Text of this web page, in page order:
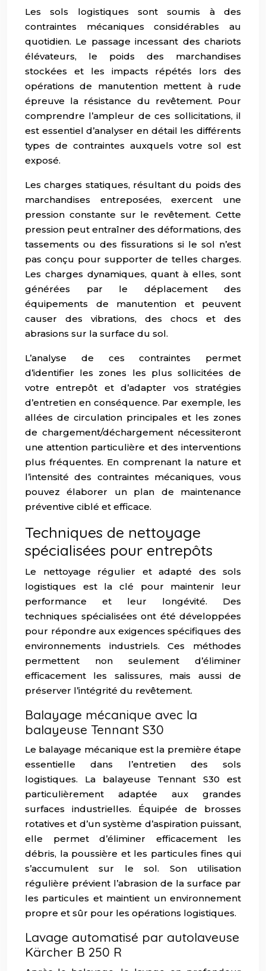
Les sols logistiques sont soumis à des
contraintes mécaniques considérables au
quotidien. Le passage incessant des chariots
élévateurs, le poids des marchandises
stockées et les impacts répétés lors des
opérations de manutention mettent à rude
épreuve la résistance du revêtement. Pour
comprendre l’ampleur de ces sollicitations, il
est essentiel d’analyser en détail les différents
types de contraintes auxquels votre sol est
exposé.
Les charges statiques, résultant du poids des
marchandises entreposées, exercent une
pression constante sur le revêtement. Cette
pression peut entraîner des déformations, des
tassements ou des fissurations si le sol n’est
pas conçu pour supporter de telles charges.
Les charges dynamiques, quant à elles, sont
générées par le déplacement des
équipements de manutention et peuvent
causer des vibrations, des chocs et des
abrasions sur la surface du sol.
L’analyse de ces contraintes permet
d’identifier les zones les plus sollicitées de
votre entrepôt et d’adapter vos stratégies
d’entretien en conséquence. Par exemple, les
allées de circulation principales et les zones
de chargement/déchargement nécessiteront
une attention particulière et des interventions
plus fréquentes. En comprenant la nature et
l’intensité des contraintes mécaniques, vous
pouvez élaborer un plan de maintenance
préventive ciblé et efficace.
Techniques de nettoyage
spécialisées pour entrepôts
Le nettoyage régulier et adapté des sols
logistiques est la clé pour maintenir leur
performance et leur longévité. Des
techniques spécialisées ont été développées
pour répondre aux exigences spécifiques des
environnements industriels. Ces méthodes
permettent non seulement d’éliminer
efficacement les salissures, mais aussi de
préserver l’intégrité du revêtement.
Balayage mécanique avec la
balayeuse Tennant S30
Le balayage mécanique est la première étape
essentielle dans l’entretien des sols
logistiques. La balayeuse Tennant S30 est
particulièrement adaptée aux grandes
surfaces industrielles. Équipée de brosses
rotatives et d’un système d’aspiration puissant,
elle permet d’éliminer efficacement les
débris, la poussière et les particules fines qui
s’accumulent sur le sol. Son utilisation
régulière prévient l’abrasion de la surface par
les particules et maintient un environnement
propre et sûr pour les opérations logistiques.
Lavage automatisé par autolaveuse
Kärcher B 250 R